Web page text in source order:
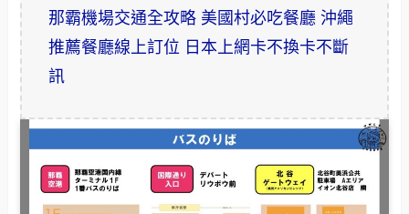
那霸機場交通全攻略 美國村必吃餐廳 沖繩
推薦餐廳線上訂位 日本上網卡不換卡不斷
訊